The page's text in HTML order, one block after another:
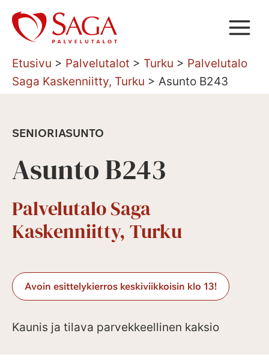
Siirry
sisältöön
Etusivu > Palvelutalot > Turku > Palvelutalo
Saga Kaskenniitty, Turku > Asunto B243
SENIORIASUNTO
Asunto B243
Palvelutalo Saga
Kaskenniitty, Turku
Avoin esittelykierros keskiviikkoisin klo 13!
Kaunis ja tilava parvekkeellinen kaksio